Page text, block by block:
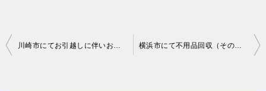
投
川崎市にてお引越しに伴いお仏壇回収ご依頼の匿名希望様の声 横浜市にて不用品回収（その他微調整、エレクトーン、オルガン）のご依頼 匿名希望様の声